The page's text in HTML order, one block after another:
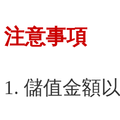
注意事項
1. 儲值金額